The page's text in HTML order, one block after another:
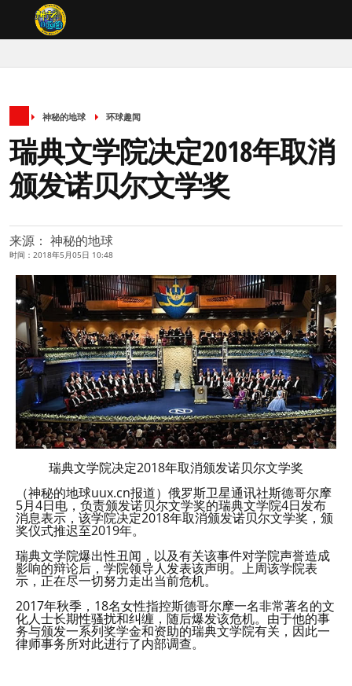
神秘的地球 环球趣闻
瑞典文学院决定2018年取消
颁发诺贝尔文学奖
来源： 神秘的地球
时间：2018年5月05日 10:48
瑞典文学院决定2018年取消颁发诺贝尔文学奖
（神秘的地球uux.cn报道）俄罗斯卫星通讯社斯德哥尔摩
5月4日电，负责颁发诺贝尔文学奖的瑞典文学院4日发布
消息表示，该学院决定2018年取消颁发诺贝尔文学奖，颁
奖仪式推迟至2019年。
瑞典文学院爆出性丑闻，以及有关该事件对学院声誉造成
影响的辩论后，学院领导人发表该声明。上周该学院表
示，正在尽一切努力走出当前危机。
2017年秋季，18名女性指控斯德哥尔摩一名非常著名的文
化人士长期性骚扰和纠缠，随后爆发该危机。由于他的事
务与颁发一系列奖学金和资助的瑞典文学院有关，因此一
律师事务所对此进行了内部调查。